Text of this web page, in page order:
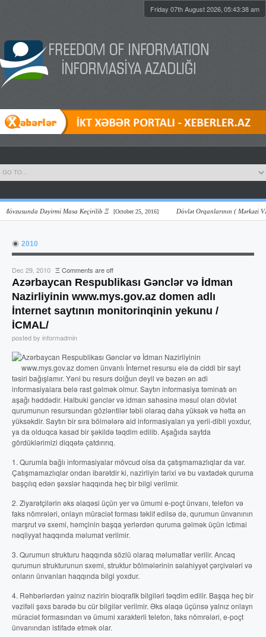
Friday 07th August 2026, 05:43:39 am
Dəyirmi Masa Keçirilib Ξ [October 25, 2016] Dövlət Orqanlarının ( Mərkəzi Və
2010
Dec 29, 2010 ΞComments are off
Azərbaycan Respublikası Gənclər və İdman
Nazirliyinin www.mys.gov.az domen adlı
İnternet saytının monitorinqinin yekunu /
İCMAL/
posted by informadmin
Azərbaycan Respublikası Gənclər və İdman Nazirliyinin
www.mys.gov.az domen ünvanlı İnternet resursu elə də ciddi bir sayt
təsiri bağışlamır. Yəni bu resurs dolğun deyil və bəzən ən adi
informasiyalara belə rast gəlmək olmur. Saytın informasiya təminatı ən
aşağı həddədir. Halbuki gənclər və idman sahəsinə məsul olan dövlət
qurumunun resursundan gözləntilər təbii olaraq daha yüksək və hətta ən
yüksəkdir. Saytın bir sıra bölmələrə aid informasiyaları ya yerli-dibli yoxdur,
ya da olduqca kasad bir şəkildə təqdim edilib. Aşağıda saytda
gördüklərimizi diqqətə çatdırırıq.
1. Qurumla bağlı informasiyalar mövcud olsa da çatışmamazlıqlar da var.
Çatışmamazlıqlar ondan ibarətdir ki, nazirliyin tarixi və bu vaxtadək quruma
başçılıq edən şəxslər haqqında heç bir bilgi verilmir.
2. Ziyarətçilərin əks əlaqəsi üçün yer və ümumi e-poçt ünvanı, telefon və
faks nömrələri, onlayn müraciət forması təklif edilsə də, qurumun ünvanının
marşrut və sxemi, həmçinin başqa yerlərdən quruma gəlmək üçün ictimai
nəqliyyat haqqında məlumat verilmir.
3. Qurumun strukturu haqqında sözlü olaraq məlumatlar verilir. Ancaq
qurumun strukturunun sxemi, struktur bölmələrinin səlahiyyət çərçivələri və
onların ünvanları haqqında bilgi yoxdur.
4. Rəhbərlərdən yalnız nazirin bioqrafik bilgiləri təqdim edilir. Başqa heç bir
vəzifəli şəxs barədə bu cür bilgilər verilmir. Əks əlaqə üçünsə yalnız onlayn
müraciət formasından və ümumi xarakterli telefon, faks nömrələri, e-poçt
ünvanından istifadə etmək olar.